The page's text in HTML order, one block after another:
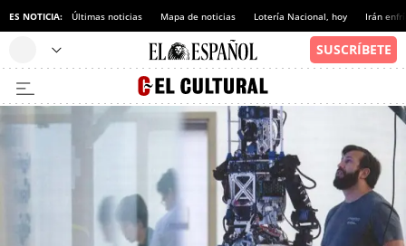
ES NOTICIA: Últimas noticias Mapa de noticias Lotería Nacional, hoy Irán